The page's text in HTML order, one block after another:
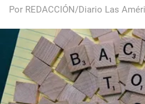
Por REDACCIÓN/Diario Las